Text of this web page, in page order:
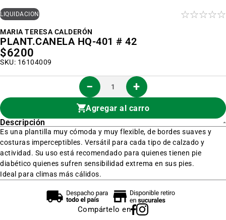
MARIA TERESA CALDERÓN
$6200
SKU: 16104009
PLANT.CANELA HQ-401 # 42
LIQUIDACIÓN
Agregar al carro
Descripción
Es una plantilla muy cómoda y muy flexible, de bordes suaves y
costuras imperceptibles. Versátil para cada tipo de calzado y
actividad. Su uso está recomendado para quienes tienen pie
diabético quienes sufren sensibilidad extrema en sus pies.
Ideal para climas más cálidos.
Compártelo en
al
inicio
de
la
galería
de
imágenes